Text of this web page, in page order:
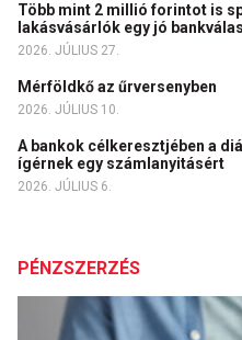
Több mint 2 millió forintot is
lakásvásárlók egy jó
2026. JÚLIUS 27.
Mérföldkő az űrversenyben
2026. JÚLIUS 10.
A bankok célkeresztjében a
ígérnek egy számlanyitásért
2026. JÚLIUS 6.
PÉNZSZERZÉS